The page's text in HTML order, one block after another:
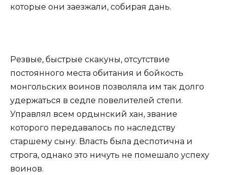
которые они заезжали, собирая дань.
Резвые, быстрые скакуны, отсутствие
постоянного места обитания и бойкость
монгольских воинов позволяла им так долго
удержаться в седле повелителей степи.
Управлял всем ордынский хан, звание
которого передавалось по наследству
старшему сыну. Власть была деспотична и
строга, однако это ничуть не помешало успеху
воинов.